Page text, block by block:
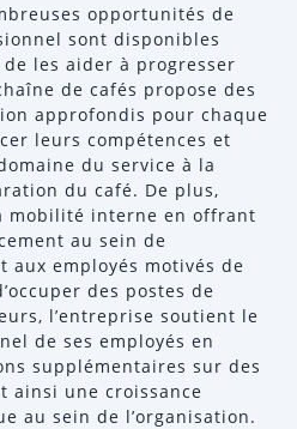
opportunités de
sont disponibles
les aider à progresser
de cafés propose des
approfondis pour chaque
leurs compétences et
du service à la
du café. De plus,
mobilité interne en offrant
au sein de
aux employés motivés de
des postes de
l’entreprise soutient le
de ses employés en
supplémentaires sur des
ainsi une croissance
au sein de l’organisation.